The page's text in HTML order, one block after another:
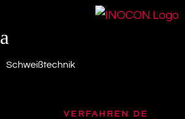
a
Schweißtechnik
VERFAHREN DE